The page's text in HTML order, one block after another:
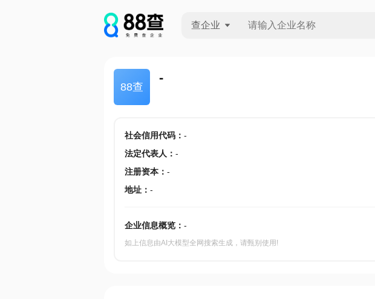
查企业
88查
-
社会信用代码： -
法定代表人 ： -
注册资本： -
地址： -
企业信息概览： -
如上信息由AI大模型全网搜索生成，请甄别使用!